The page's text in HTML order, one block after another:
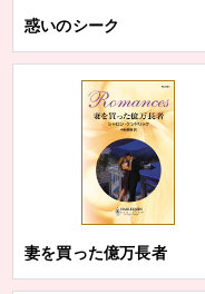
惑いのシーク
妻を買った億万長者